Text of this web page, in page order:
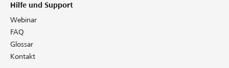
Hilfe und Support
Webinar
FAQ
Glossar
Kontakt